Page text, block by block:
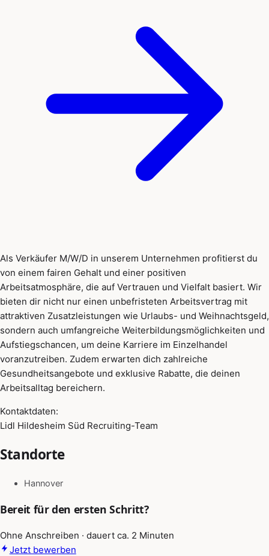
Als Verkäufer M/W/D in unserem Unternehmen profitierst du
von einem fairen Gehalt und einer positiven
Arbeitsatmosphäre, die auf Vertrauen und Vielfalt basiert. Wir
bieten dir nicht nur einen unbefristeten Arbeitsvertrag mit
attraktiven Zusatzleistungen wie Urlaubs- und Weihnachtsgeld,
sondern auch umfangreiche Weiterbildungsmöglichkeiten und
Aufstiegschancen, um deine Karriere im Einzelhandel
voranzutreiben. Zudem erwarten dich zahlreiche
Gesundheitsangebote und exklusive Rabatte, die deinen
Arbeitsalltag bereichern.
Kontaktdaten:
Lidl Hildesheim Süd Recruiting-Team
Standorte
Hannover
Bereit für den ersten Schritt?
Ohne Anschreiben · dauert ca. 2 Minuten
Jetzt bewerben